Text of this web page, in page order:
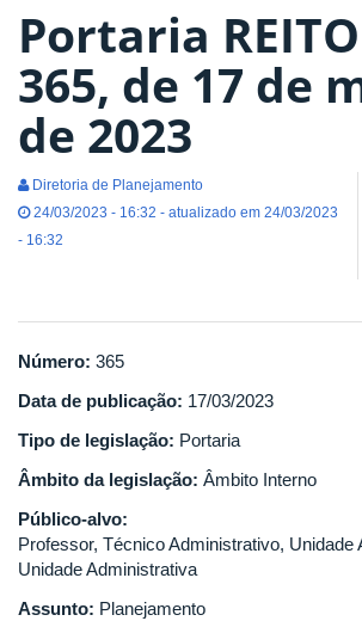
Portaria
365, de 17 de
de 2023
Diretoria de Planejamento
24/03/2023 - 16:32 - atualizado em 24/03/2023
- 16:32
Número: 365
Data de publicação: 17/03/2023
Tipo de legislação: Portaria
Âmbito da legislação: Âmbito Interno
Público-alvo:
Professor, Técnico Administrativo, Unidade
Unidade Administrativa
Assunto: Planejamento